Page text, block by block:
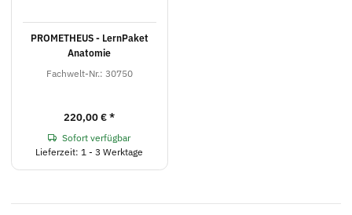
PROMETHEUS - LernPaket
Anatomie
Fachwelt-Nr.: 30750
220,00 €*
Sofort verfügbar
Lieferzeit: 1 - 3 Werktage